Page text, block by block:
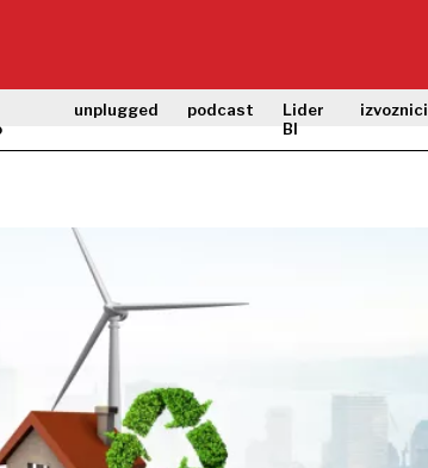
unplugged podcast
Lider
BI
izvoznici